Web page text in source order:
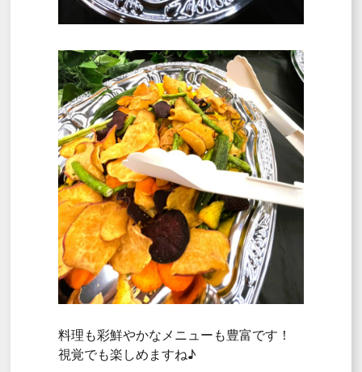
料理も彩鮮やかなメニューも豊富です！
視覚でも楽しめますね♪